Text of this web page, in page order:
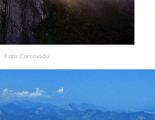
Foto: Corcovado